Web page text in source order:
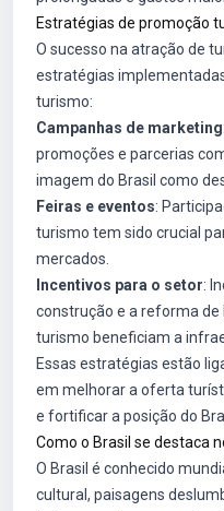
Estratégias de promoção
O sucesso na atração de
estratégias
turismo:
Campanhas de marketing
promoções e parcerias
imagem do Brasil como
Feiras e eventos:
turismo tem sido crucial
mercados.
Incentivos para o setor:
construção e a reforma de
turismo beneficiam a
Essas estratégias estão
em melhorar a oferta
e fortificar a posição do
Como o Brasil se destaca
O Brasil é conhecido
cultural, paisagens